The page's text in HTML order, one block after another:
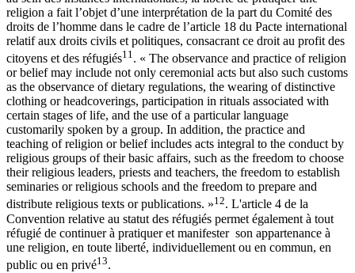
religion a fait l’objet d’une interprétation de la part du Comité des
droits de l’homme dans le cadre de l’article 18 du Pacte international
relatif aux droits civils et politiques, consacrant ce droit au profit des
citoyens et des réfugiés11. « The observance and practice of religion
or belief may include not only ceremonial acts but also such customs
as the observance of dietary regulations, the wearing of distinctive
clothing or headcoverings, participation in rituals associated with
certain stages of life, and the use of a particular language
customarily spoken by a group. In addition, the practice and
teaching of religion or belief includes acts integral to the conduct by
religious groups of their basic affairs, such as the freedom to choose
their religious leaders, priests and teachers, the freedom to establish
seminaries or religious schools and the freedom to prepare and
distribute religious texts or publications. »12. L'article 4 de la
Convention relative au statut des réfugiés permet également à tout
réfugié de continuer à pratiquer et manifester son appartenance à
une religion, en toute liberté, individuellement ou en commun, en
public ou en privé13.